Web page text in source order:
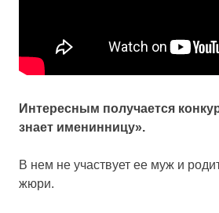
Интересным получается
знает именинницу».
В нем не участвует ее муж и
жюри.